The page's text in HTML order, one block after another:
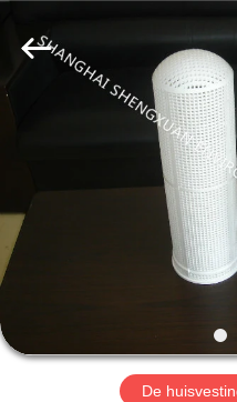
PRODUCTEN
ONGEVEER
ONS
FABRIEKSREIS
Co.,LTD.
Developed
De